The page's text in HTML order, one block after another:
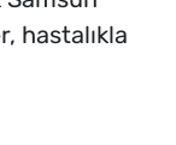
hastalıkla